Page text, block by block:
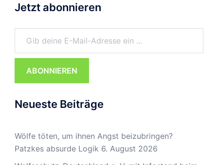
Jetzt abonnieren
Gib deine E-Mail-Adresse ein ...
ABONNIEREN
Neueste Beiträge
Wölfe töten, um ihnen Angst beizubringen?
Patzkes absurde Logik 6. August 2026